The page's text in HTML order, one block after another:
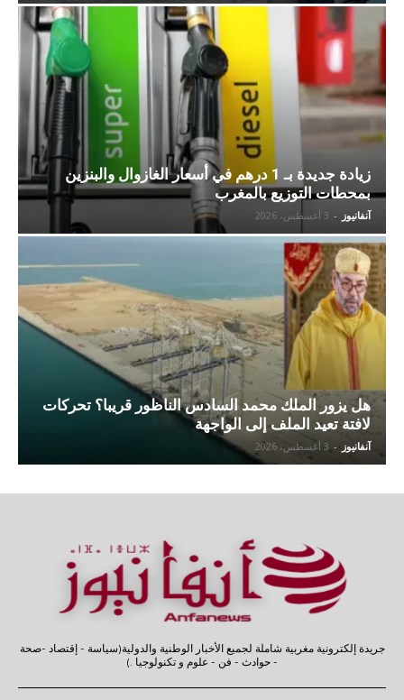
زيادة جديدة بـ 1 درهم في أسعار الغازوال والبنزين
بمحطات التوزيع بالمغرب
آنفانيوز - 3 أغسطس، 2026
هل يزور الملك محمد السادس الناظور قريبا؟ تحركات
لافتة تعيد الملف إلى الواجهة
آنفانيوز - 3 أغسطس، 2026
جريدة إلكترونية مغربية شاملة لجميع الأخبار الوطنية والدولية(سياسة - إقتصاد -صحة
- حوادث - فن - علوم و تكنولوجيا .)